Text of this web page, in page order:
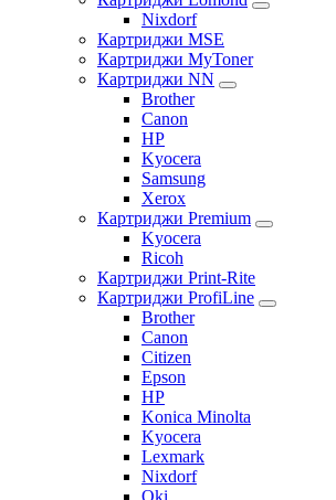
Nixdorf
Картриджи MSE
Картриджи MyToner
Картриджи NN
Brother
Canon
HP
Kyocera
Samsung
Xerox
Картриджи Premium
Kyocera
Ricoh
Картриджи Print-Rite
Картриджи ProfiLine
Brother
Canon
Citizen
Epson
HP
Konica Minolta
Kyocera
Lexmark
Nixdorf
Oki